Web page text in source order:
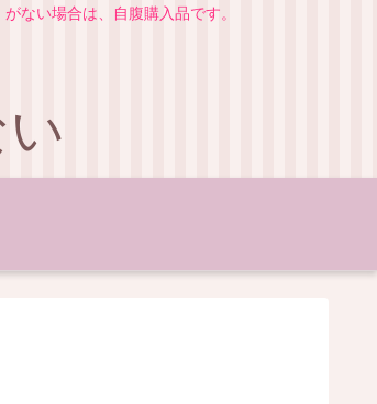
ない場合は、自腹購入品です。